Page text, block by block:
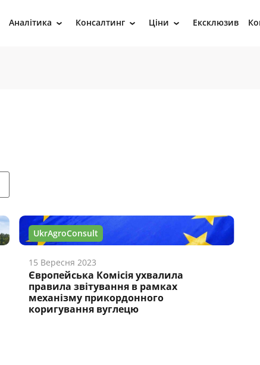
Аналітика › Консалтинг › Ціни › Ексклюзив
UkrAgroConsult
15 Вересня 2023
Європейська Комісія ухвалила
правила звітування в рамках
механізму прикордонного
коригування вуглецю